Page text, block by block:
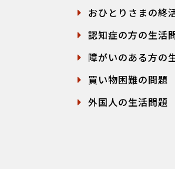
おひとりさまの終
認知症の方の生活
障がいのある方の
買い物困難の問題
外国人の生活問題